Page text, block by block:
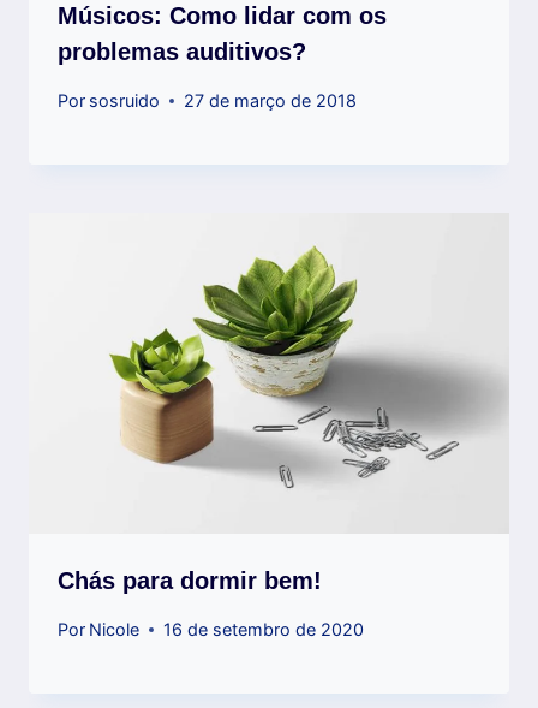
Músicos: Como lidar com os
problemas auditivos?
Por sosruido 27 de março de 2018
Chás para dormir bem!
Por Nicole 16 de setembro de 2020